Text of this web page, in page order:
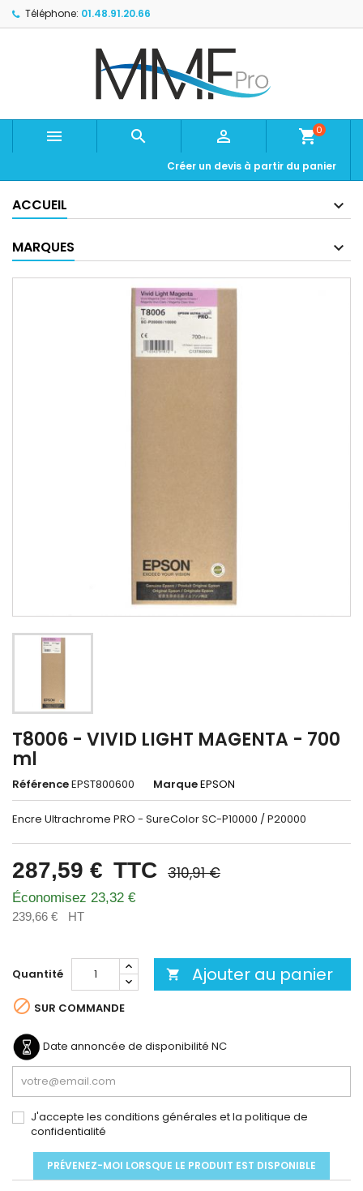
Téléphone: 01.48.91.20.66
   shopping_cart0
Créer un devis à partir du panier
ACCUEIL
MARQUES
T8006 - VIVID LIGHT MAGENTA - 700
ml
RéférenceEPST800600 MarqueEPSON
Encre Ultrachrome PRO - SureColor SC-P10000 / P20000
287,59 € TTC 310,91 €
Économisez 23,32 €
239,66 € HT
Quantité  Ajouter au panier
 SUR COMMANDE
Date annoncée de disponibilité NC
J'accepte les conditions générales et la politique de
confidentialité
PRÉVENEZ-MOI LORSQUE LE PRODUIT EST DISPONIBLE